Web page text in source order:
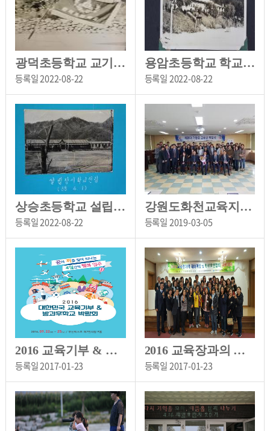
광덕초등학교 교기 사진(1969)
등록일2022-08-22
용암초등학교 학교 전경(1969)
등록일2022-08-22
상승초등학교 설립 당시 학교 전경(1938)
등록일2022-08-22
강원도화천교육지원청 제29대 기광로 교육장 취임식
등록일2019-03-05
2016 교육기부 & 방과후돌봄교실 부산 박람회 특별부스운영
등록일2017-01-23
2016 교육장과의 대화마당 실시
등록일2017-01-23